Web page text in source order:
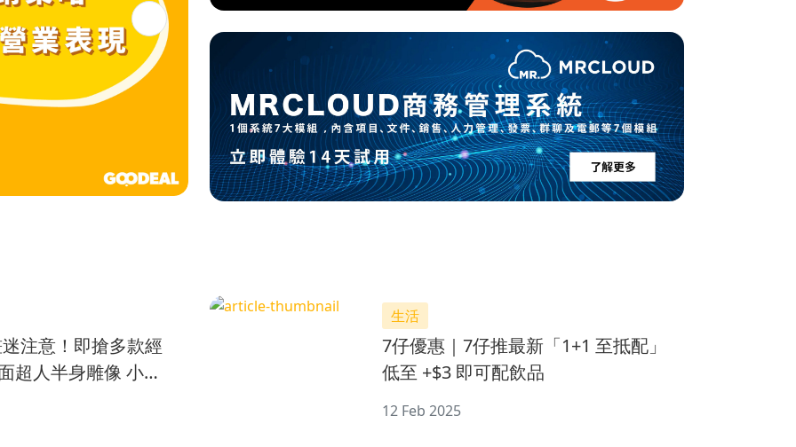
注意！即搶多款經
超人半身雕像 小忌
生活
7仔優惠｜7仔推最新「1+1 至抵配」
低至 +$3 即可配飲品
12 Feb 2025